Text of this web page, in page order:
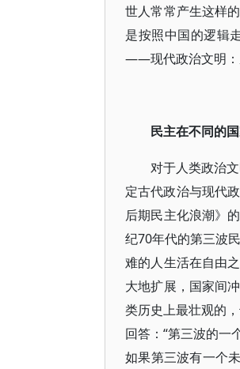
世人常常产生这样
是按照中国的逻辑
——现代政治文明：
民主在不同的
对于人类政治
定古代政治与现代
后期民主化浪潮》
纪70年代的第三波
难的人生活在自由
大地扩展，国家间
类历史上最壮观的
回答：“第三波的一
如果第三波有一个